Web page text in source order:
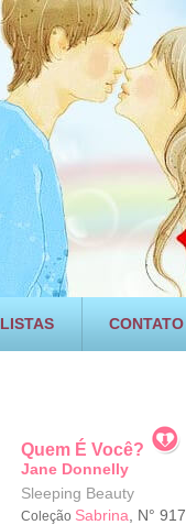
LISTAS CONTATO
Quem É Você?
Jane Donnelly
Sleeping Beauty
Coleção Sabrina , N° 917